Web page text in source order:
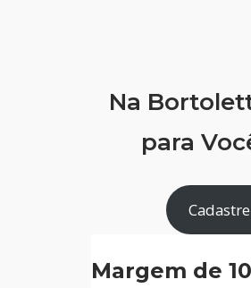
Na
para
Margem de